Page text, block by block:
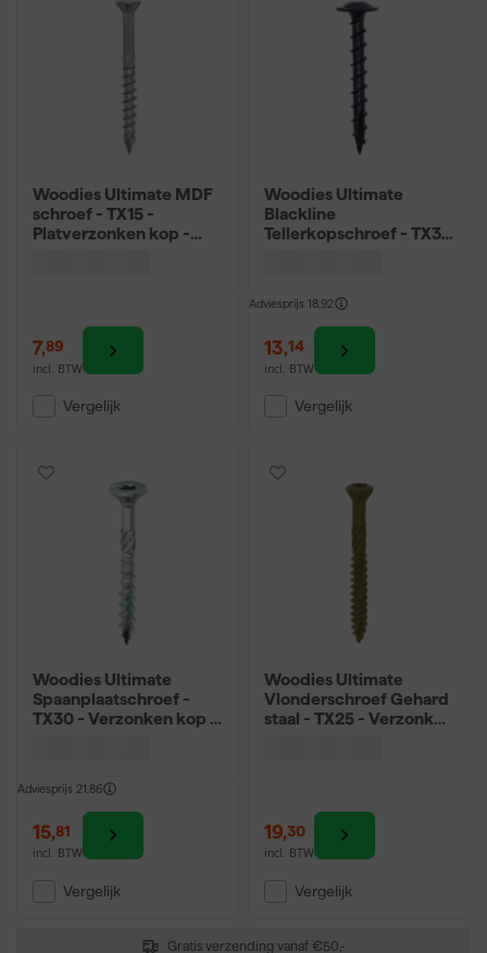
Gratis verzending vanaf €50,-
Woodies Ultimate MDF
schroef - TX15 -
Platverzonken kop -
7,89
incl. BTW
Vergelijk
Woodies Ultimate
Blackline
Tellerkopschroef - TX30
Adviesprijs 18,92
13,14
incl. BTW
Vergelijk
Woodies Ultimate
Spaanplaatschroef -
TX30 - Verzonken kop -
Adviesprijs 21,86
15,81
incl. BTW
Vergelijk
Woodies Ultimate
Vlonderschroef Gehard
staal - TX25 - Verzonken
19,30
incl. BTW
Vergelijk